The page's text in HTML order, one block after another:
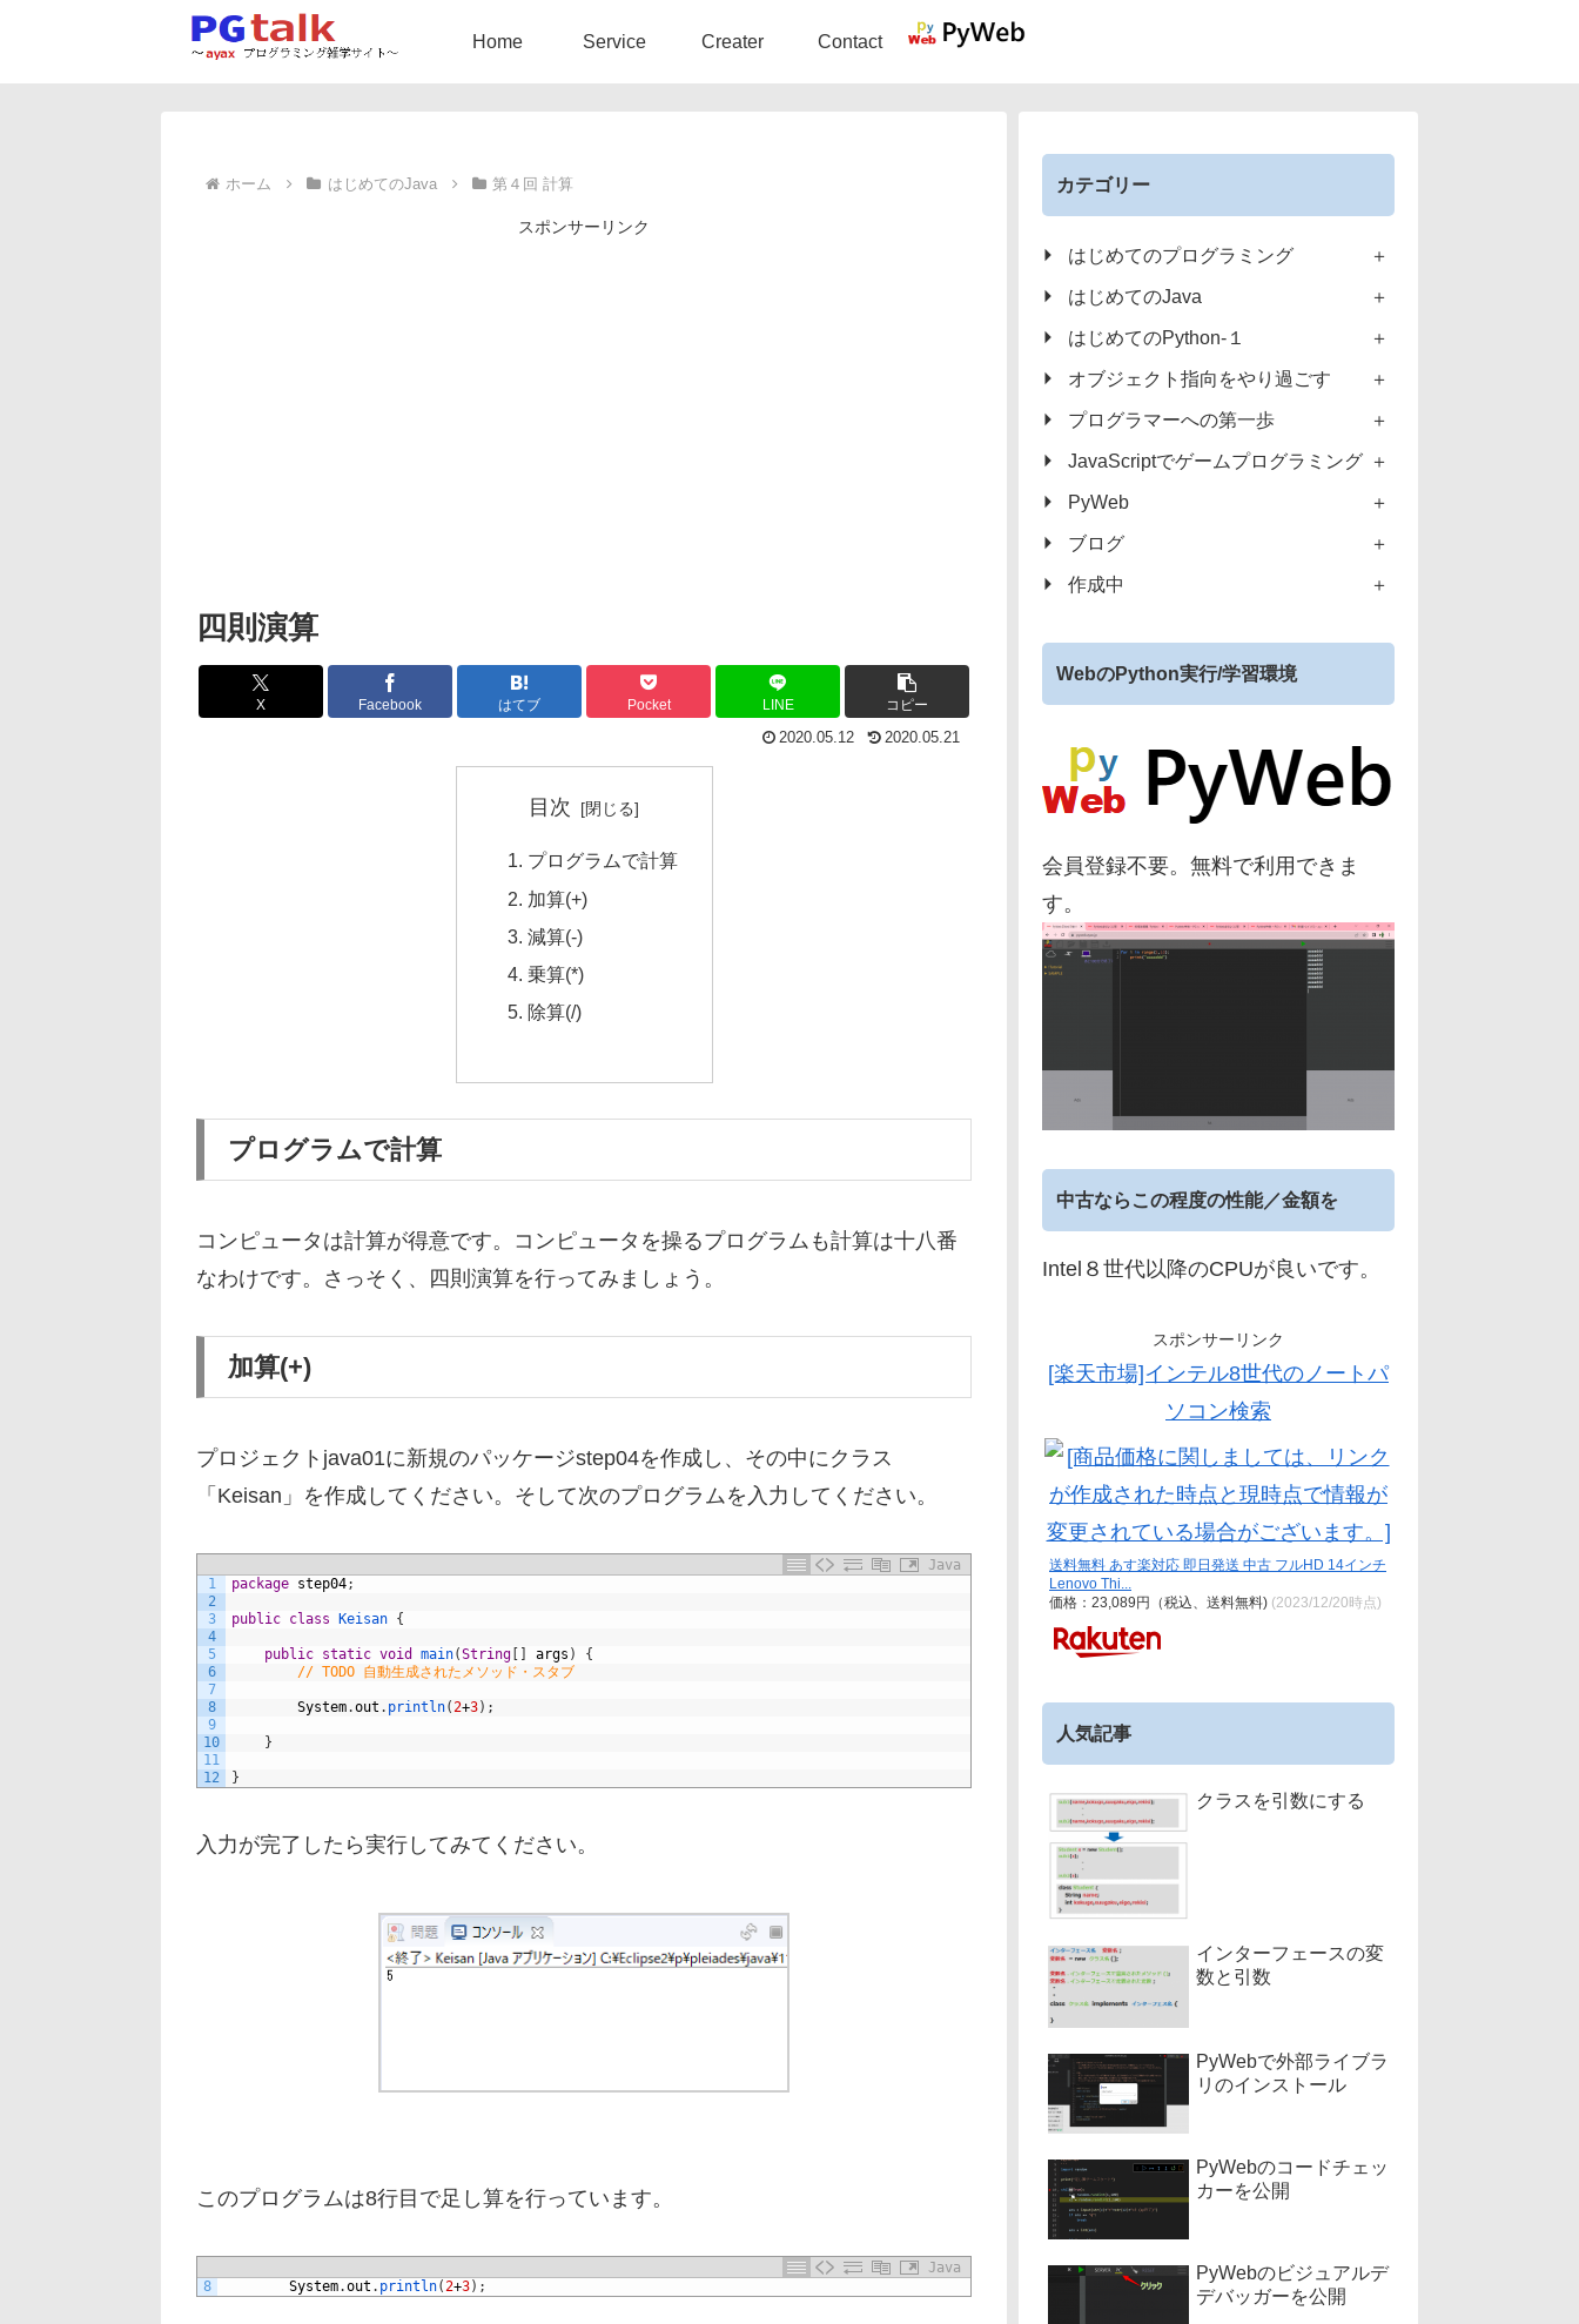
Home Service Creater Contact
ホーム はじめてのJava 第４回 計算
スポンサーリンク
四則演算
X Facebook はてブ Pocket LINE コピー
2020.05.12 2020.05.21
目次
プログラムで計算
加算(+)
減算(-)
乗算(*)
除算(/)
プログラムで計算
コンピュータは計算が得意です。コンピュータを操るプログラムも計算は十八番
なわけです。さっそく、四則演算を行ってみましょう。
加算(+)
プロジェクトjava01に新規のパッケージstep04を作成し、その中にクラス
「Keisan」を作成してください。そして次のプログラムを入力してください。
Java
1
2
3
4
5
6
7
8
9
10
11
12
package step04;
public class Keisan {
public static void main(String [ ] args )
{
// TODO 自動生成されたメソッド・スタブ
System.out . println( 2+3) ;
}
}
入力が完了したら実行してみてください。
このプログラムは8行目で足し算を行っています。
Java
8
System.out . println(2+3) ;
カテゴリー
はじめてのプログラミング
はじめてのJava
はじめてのPython-１
オブジェクト指向をやり過ごす
プログラマーへの第一歩
JavaScriptでゲームプログラミング
PyWeb
ブログ
作成中
WebのPython実行/学習環境
会員登録不要。無料で利用できま
す。
中古ならこの程度の性能／金額を
Intel８世代以降のCPUが良いです。
スポンサーリンク
[楽天市場]インテル8世代のノートパ
ソコン検索
送料無料 あす楽対応 即日発送 中古 フルHD 14インチ
Lenovo Thi...
価格：23,089円（税込、送料無料) (2023/12/20時点)
人気記事
クラスを引数にする
インターフェースの変
数と引数
PyWebで外部ライブラ
リのインストール
PyWebのコードチェッ
カーを公開
PyWebのビジュアルデ
デバッガーを公開